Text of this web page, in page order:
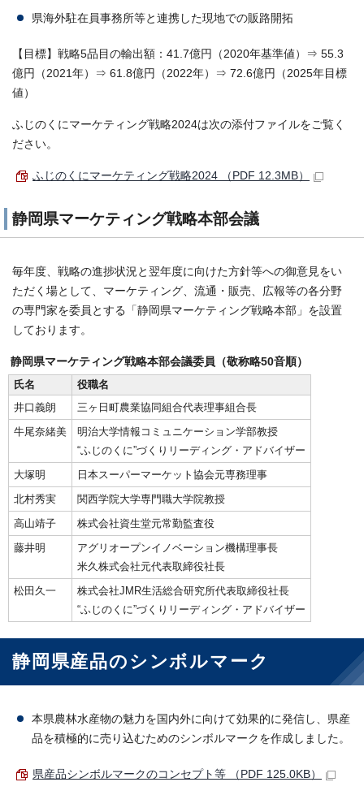
県海外駐在員事務所等と連携した現地での販路開拓
【目標】戦略5品目の輸出額：41.7億円（2020年基準値）⇒ 55.3
億円（2021年）⇒ 61.8億円（2022年）⇒ 72.6億円（2025年目標
値）
ふじのくにマーケティング戦略2024は次の添付ファイルをご覧く
ださい。
ふじのくにマーケティング戦略2024 （PDF 12.3MB）
静岡県マーケティング戦略本部会議
毎年度、戦略の進捗状況と翌年度に向けた方針等への御意見をい
ただく場として、マーケティング、流通・販売、広報等の各分野
の専門家を委員とする「静岡県マーケティング戦略本部」を設置
しております。
静岡県マーケティング戦略本部会議委員（敬称略50音順）
氏名
役職名
井口義朗
三ヶ日町農業協同組合代表理事組合長
牛尾奈緒美
明治大学情報コミュニケーション学部教授
“ふじのくに”づくりリーディング・アドバイザー
大塚明
日本スーパーマーケット協会元専務理事
北村秀実
関西学院大学専門職大学院教授
高山靖子
株式会社資生堂元常勤監査役
藤井明
アグリオープンイノベーション機構理事長
米久株式会社元代表取締役社長
松田久一
株式会社JMR生活総合研究所代表取締役社長
“ふじのくに”づくりリーディング・アドバイザー
静岡県産品のシンボルマーク
本県農林水産物の魅力を国内外に向けて効果的に発信し、県産
品を積極的に売り込むためのシンボルマークを作成しました。
県産品シンボルマークのコンセプト等 （PDF 125.0KB）